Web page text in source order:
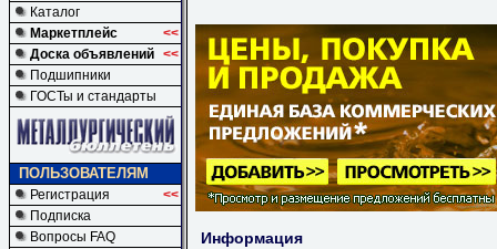
Каталог
Маркетплейс
<<
Доска объявлений <<
Подшипники
ГОСТы и стандарты
ПОЛЬЗОВАТЕЛЯМ
Регистрация
<<
Подписка
Вопросы FAQ
Информация